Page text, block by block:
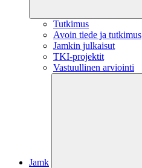
Tutkimus
Avoin tiede ja tutkimus
Jamkin julkaisut
TKI-projektit
Vastuullinen arviointi
Jamk